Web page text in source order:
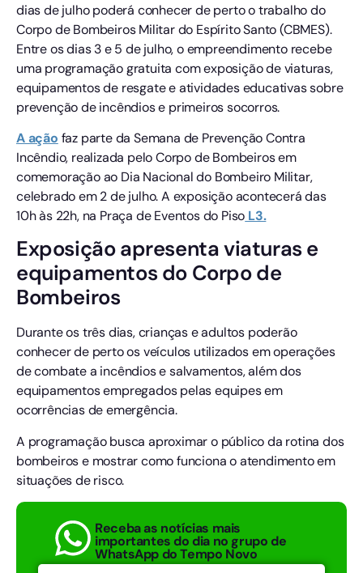
dias de julho poderá conhecer de perto o trabalho do
Corpo de Bombeiros Militar do Espírito Santo (CBMES).
Entre os dias 3 e 5 de julho, o empreendimento recebe
uma programação gratuita com exposição de viaturas,
equipamentos de resgate e atividades educativas sobre
prevenção de incêndios e primeiros socorros.
A ação faz parte da Semana de Prevenção Contra
Incêndio, realizada pelo Corpo de Bombeiros em
comemoração ao Dia Nacional do Bombeiro Militar,
celebrado em 2 de julho. A exposição acontecerá das
10h às 22h, na Praça de Eventos do Piso L3.
Exposição apresenta viaturas e
equipamentos do Corpo de
Bombeiros
Durante os três dias, crianças e adultos poderão
conhecer de perto os veículos utilizados em operações
de combate a incêndios e salvamentos, além dos
equipamentos empregados pelas equipes em
ocorrências de emergência.
A programação busca aproximar o público da rotina dos
bombeiros e mostrar como funciona o atendimento em
situações de risco.
Receba as notícias mais
importantes do dia no grupo de
WhatsApp do Tempo Novo